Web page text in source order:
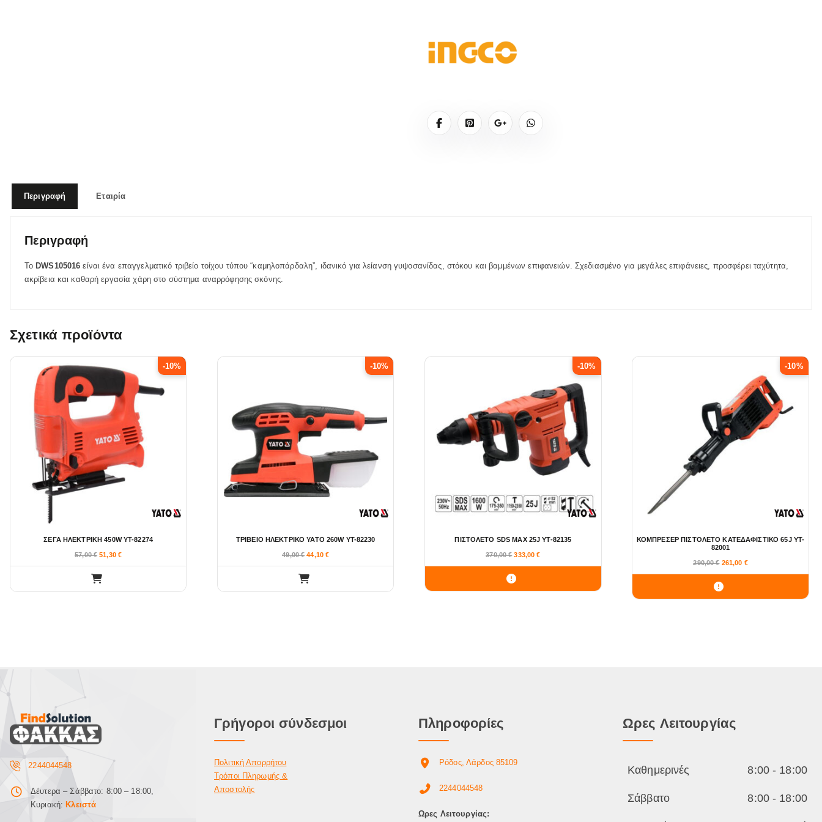
Περιγραφή Εταιρία
Περιγραφή
Το DWS105016 είναι ένα επαγγελματικό τριβείο τοίχου τύπου “καμηλοπάρδαλη”, ιδανικό για λείανση γυψοσανίδας, στόκου και βαμμένων επιφανειών. Σχεδιασμένο για μεγάλες επιφάνειες, προσφέρει ταχύτητα,
ακρίβεια και καθαρή εργασία χάρη στο σύστημα αναρρόφησης σκόνης.
Σχετικά προϊόντα
-10%
ΣΕΓΑ ΗΛΕΚΤΡΙΚΗ 450W YT-82274
57,00€ 51,30 €
-10%
ΤΡΙΒΕΙΟ ΗΛΕΚΤΡΙΚΟ YATO 260W YT-82230
49,00€ 44,10€
-10%
ΠΙΣΤΟΛΕΤΟ SDS MAX 25J YT-82135
370,00€ 333,00€
-10%
ΚΟΜΠΡΕΣΕΡ ΠΙΣΤΟΛΕΤΟ ΚΑΤΕΔΑΦΙΣΤΙΚΟ 65J YT-
82001
290,00€ 261,00 €
2244044548
Δέυτερα – Σάββατο: 8:00 – 18:00,
Κυριακή: Κλειστά
Γρήγοροι σύνδεσμοι
Πολιτική Απορρήτου
Τρόποι Πληρωμής &
Αποστολής
Πληροφορίες
Ρόδος, Λάρδος 85109
2244044548
Ωρες Λειτουργίας:
Ωρες Λειτουργίας
Καθημερινές 8:00 - 18:00
Σάββατο 8:00 - 18:00